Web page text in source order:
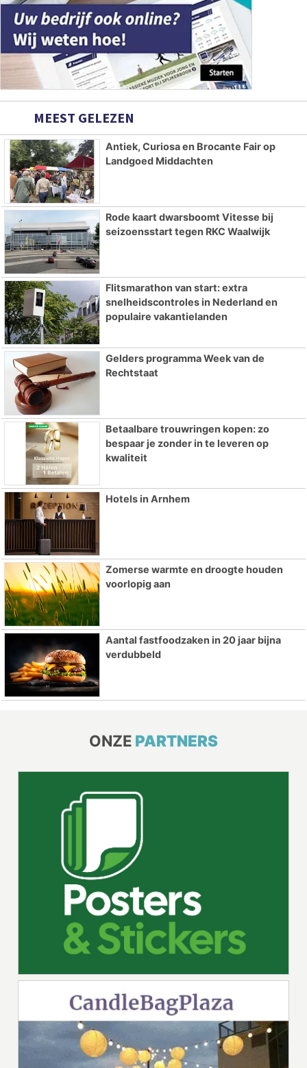
MEEST GELEZEN
Antiek, Curiosa en Brocante Fair op
Landgoed Middachten
Rode kaart dwarsboomt Vitesse bij
seizoensstart tegen RKC Waalwijk
Flitsmarathon van start: extra
snelheidscontroles in Nederland en
populaire vakantielanden
Gelders programma Week van de
Rechtstaat
Betaalbare trouwringen kopen: zo
bespaar je zonder in te leveren op
kwaliteit
Hotels in Arnhem
Zomerse warmte en droogte houden
voorlopig aan
Aantal fastfoodzaken in 20 jaar bijna
verdubbeld
ONZE PARTNERS